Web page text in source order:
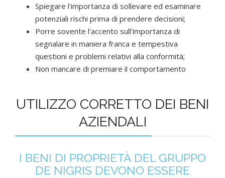
Spiegare l'importanza di sollevare ed esaminare
potenziali rischi prima di prendere decisioni;
Porre sovente l'accento sull'importanza di
segnalare in maniera franca e tempestiva
questioni e problemi relativi alla conformità;
Non mancare di premiare il comportamento
UTILIZZO CORRETTO DEI BENI
AZIENDALI
I BENI DI PROPRIETÀ DEL GRUPPO
DE NIGRIS DEVONO ESSERE